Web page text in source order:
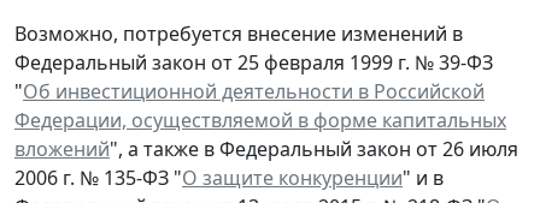
Возможно, потребуется внесение изменений в
Федеральный закон от 25 февраля 1999 г. № 39-ФЗ
"Об инвестиционной деятельности в Российской
Федерации, осуществляемой в форме капитальных
вложений", а также в Федеральный закон от 26 июля
2006 г. № 135-ФЗ "О защите конкуренции" и в